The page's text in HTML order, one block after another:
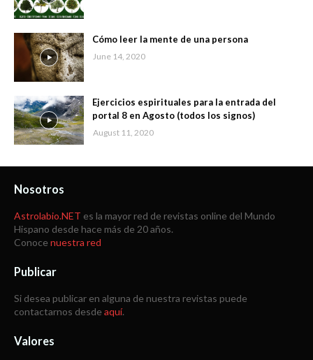
Cómo leer la mente de una persona
June 14, 2020
Ejercicios espirituales para la entrada del
portal 8 en Agosto (todos los signos)
August 11, 2020
Nosotros
Astrolabio.NET es la mayor red de revistas online del Mundo
Hispano desde hace más de 20 años.
Conoce nuestra red
Publicar
Si desea publicar en alguna de nuestra revistas puede
contactarnos desde aquí.
Valores